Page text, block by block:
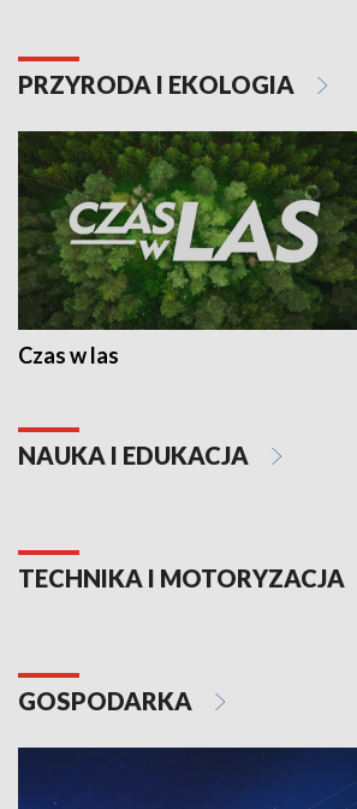
PRZYRODA I EKOLOGIA
Czas w las
NAUKA I EDUKACJA
TECHNIKA I MOTORYZACJA
GOSPODARKA